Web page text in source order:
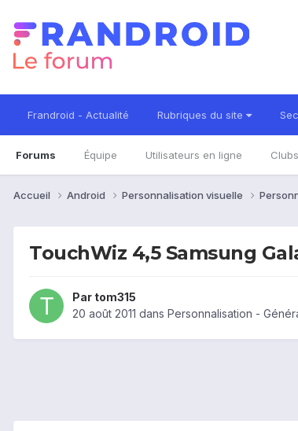
Frandroid - Actualité Rubriques du site
Forums Équipe Utilisateurs en ligne Clubs
Accueil Android Personnalisation visuelle
TouchWiz 4,5 Samsung
Par tom315
20 août 2011 dans Personnalisation -